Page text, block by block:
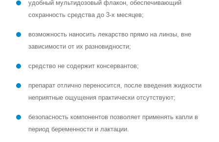
удобный мультидозовый флакон, обеспечивающий
сохранность средства до 3-х месяцев;
возможность наносить лекарство прямо на линзы, вне
зависимости от их разновидности;
средство не содержит консервантов;
препарат отлично переносится, после введения жидкости
неприятные ощущения практически отсутствуют;
безопасность компонентов позволяет применять капли в
период беременности и лактации.